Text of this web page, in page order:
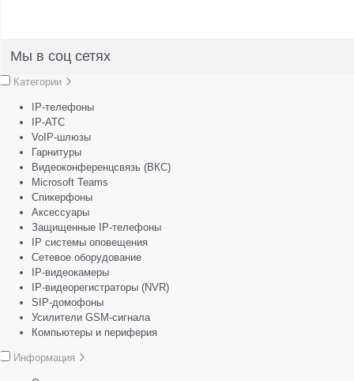
Мы в соц сетях
Категории
IP-телефоны
IP-АТС
VoIP-шлюзы
Гарнитуры
Видеоконференцсвязь (ВКС)
Microsoft Teams
Спикерфоны
Аксессуары
Защищенные IP-телефоны
IP системы оповещения
Сетевое оборудование
IP-видеокамеры
IP-видеорегистраторы (NVR)
SIP-домофоны
Усилители GSM-сигнала
Компьютеры и периферия
Информация